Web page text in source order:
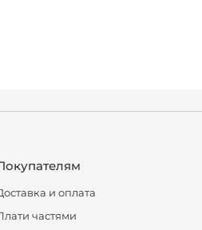
и оплата
частями